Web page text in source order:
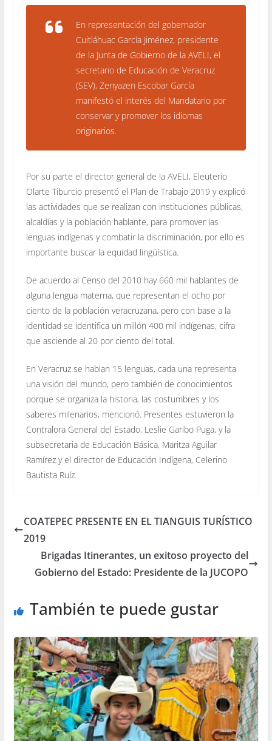
En representación del gobernador
Cuitláhuac García Jiménez, presidente
de la Junta de Gobierno de la AVELI, el
secretario de Educación de Veracruz
(SEV), Zenyazen Escobar García
manifestó el interés del Mandatario por
conservar y promover los idiomas
originarios.
Por su parte el director general de la AVELI, Eleuterio
Olarte Tiburcio presentó el Plan de Trabajo 2019 y explicó
las actividades que se realizan con instituciones públicas,
alcaldías y la población hablante, para promover las
lenguas indígenas y combatir la discriminación, por ello es
importante buscar la equidad lingüística.
De acuerdo al Censo del 2010 hay 660 mil hablantes de
alguna lengua materna, que representan el ocho por
ciento de la población veracruzana, pero con base a la
identidad se identifica un millón 400 mil indígenas, cifra
que asciende al 20 por ciento del total.
En Veracruz se hablan 15 lenguas, cada una representa
una visión del mundo, pero también de conocimientos
porque se organiza la historia, las costumbres y los
saberes milenarios, mencionó. Presentes estuvieron la
Contralora General del Estado, Leslie Garibo Puga, y la
subsecretaria de Educación Básica, Maritza Aguilar
Ramírez y el director de Educación Indígena, Celerino
Bautista Ruíz.
COATEPEC PRESENTE EN EL TIANGUIS TURÍSTICO
2019
Brigadas Itinerantes, un exitoso proyecto del
Gobierno del Estado: Presidente de la JUCOPO
También te puede gustar